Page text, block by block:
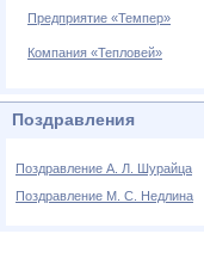
Предприятие «Темпер»
Компания «Тепловей»
Поздравления
Поздравление А. Л. Шурайца
Поздравление М. С. Недлина